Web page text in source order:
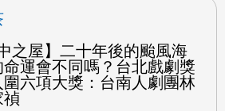
之屋】二十年後的颱風海
命運會不同嗎？台北戲劇獎
六項大獎：台南人劇團林
禎